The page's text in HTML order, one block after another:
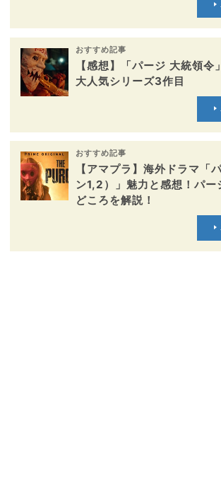
おすすめ記事
【感想】「パージ 大統領令
大人気シリーズ3作目
おすすめ記事
【アマプラ】海外ドラマ「
ン1,2）」魅力と感想！パー
どころを解説！